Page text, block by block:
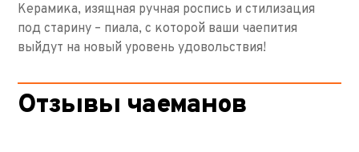
Керамика, изящная ручная роспись и стилизация
под старину – пиала, с которой ваши чаепития
выйдут на новый уровень удовольствия!
Отзывы чаеманов